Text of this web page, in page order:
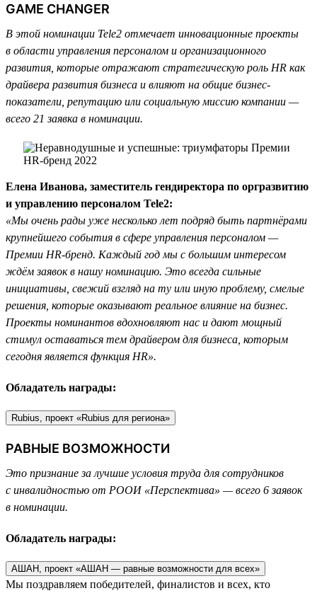
GAME CHANGER
В этой номинации Tele2 отмечает инновационные проекты
в области управления персоналом и организационного
развития, которые отражают стратегическую роль HR как
драйвера развития бизнеса и влияют на общие бизнес-
показатели, репутацию или социальную миссию компании —
всего 21 заявка в номинации.
Елена Иванова, заместитель гендиректора по оргразвитию
и управлению персоналом Tele2:
«Мы очень рады уже несколько лет подряд быть партнёрами
крупнейшего события в сфере управления персоналом —
Премии HR-бренд. Каждый год мы с большим интересом
ждём заявок в нашу номинацию. Это всегда сильные
инициативы, свежий взгляд на ту или иную проблему, смелые
решения, которые оказывают реальное влияние на бизнес.
Проекты номинантов вдохновляют нас и дают мощный
стимул оставаться тем драйвером для бизнеса, которым
сегодня является функция HR».
Обладатель награды:
Rubius, проект «Rubius для региона»
РАВНЫЕ ВОЗМОЖНОСТИ
Это признание за лучшие условия труда для сотрудников
с инвалидностью от РООИ «Перспектива» — всего 6 заявок
в номинации.
Обладатель награды:
АШАН, проект «АШАН — равные возможности для всех»
Мы поздравляем победителей, финалистов и всех, кто